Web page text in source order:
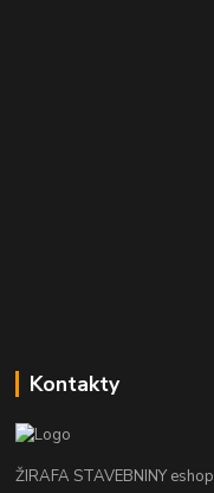
Kontakty
ŽIRAFA STAVEBNINY eshop